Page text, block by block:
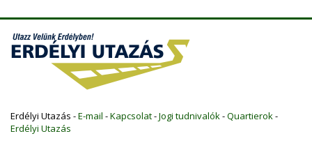
Erdélyi Utazás -E-mail -Kapcsolat-Jogi tudnivalók -Quartierok -
Erdélyi Utazás